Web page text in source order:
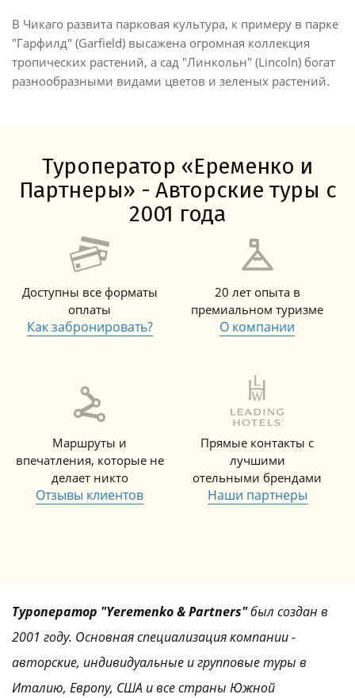
В Чикаго развита парковая культура, к примеру в парке
"Гарфилд" (Garfield) высажена огромная коллекция
тропических растений, а сад "Линкольн" (Lincoln) богат
разнообразными видами цветов и зеленых растений.
Туроператор «Еременко и
Партнеры» - Авторские туры с
2001 года
Доступны все форматы
оплаты
Как забронировать?
20 лет опыта в
премиальном туризме
О компании
Маршруты и
впечатления, которые не
делает никто
Отзывы клиентов
Прямые контакты с
лучшими
отельными брендами
Наши партнеры
Туроператор "Yeremenko & Partners"был создан в
2001 году. Основная специализация компании -
авторские, индивидуальные и групповые туры в
Италию, Европу, США и все страны Южной